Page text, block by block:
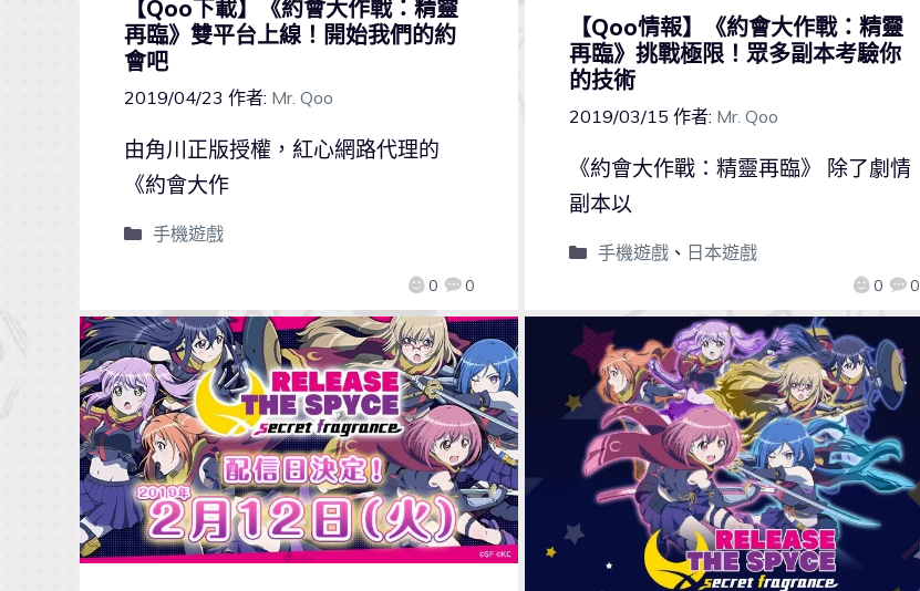
【Qoo下載】《約會大作戰：精靈
再臨》雙平台上線！開始我們的約
會吧
2019/04/23 作者: Mr. Qoo
0 0
由角川正版授權，紅心網路代理的
《約會大作
手機遊戲
【Qoo情報】《約會大作戰：精靈
再臨》挑戰極限！眾多副本考驗你
的技術
2019/03/15 作者: Mr. Qoo
0 0
《約會大作戰：精靈再臨》 除了劇情
副本以
手機遊戲、 日本遊戲